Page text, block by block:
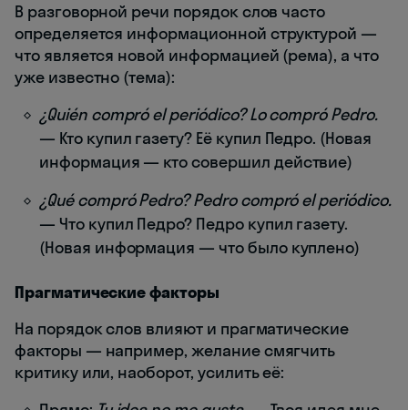
В разговорной речи порядок слов часто
определяется информационной структурой —
что является новой информацией (рема), а что
уже известно (тема):
¿Quién compró el periódico? Lo compró Pedro.
— Кто купил газету? Её купил Педро. (Новая
информация — кто совершил действие)
¿Qué compró Pedro? Pedro compró el periódico.
— Что купил Педро? Педро купил газету.
(Новая информация — что было куплено)
Прагматические факторы
На порядок слов влияют и прагматические
факторы — например, желание смягчить
критику или, наоборот, усилить её: